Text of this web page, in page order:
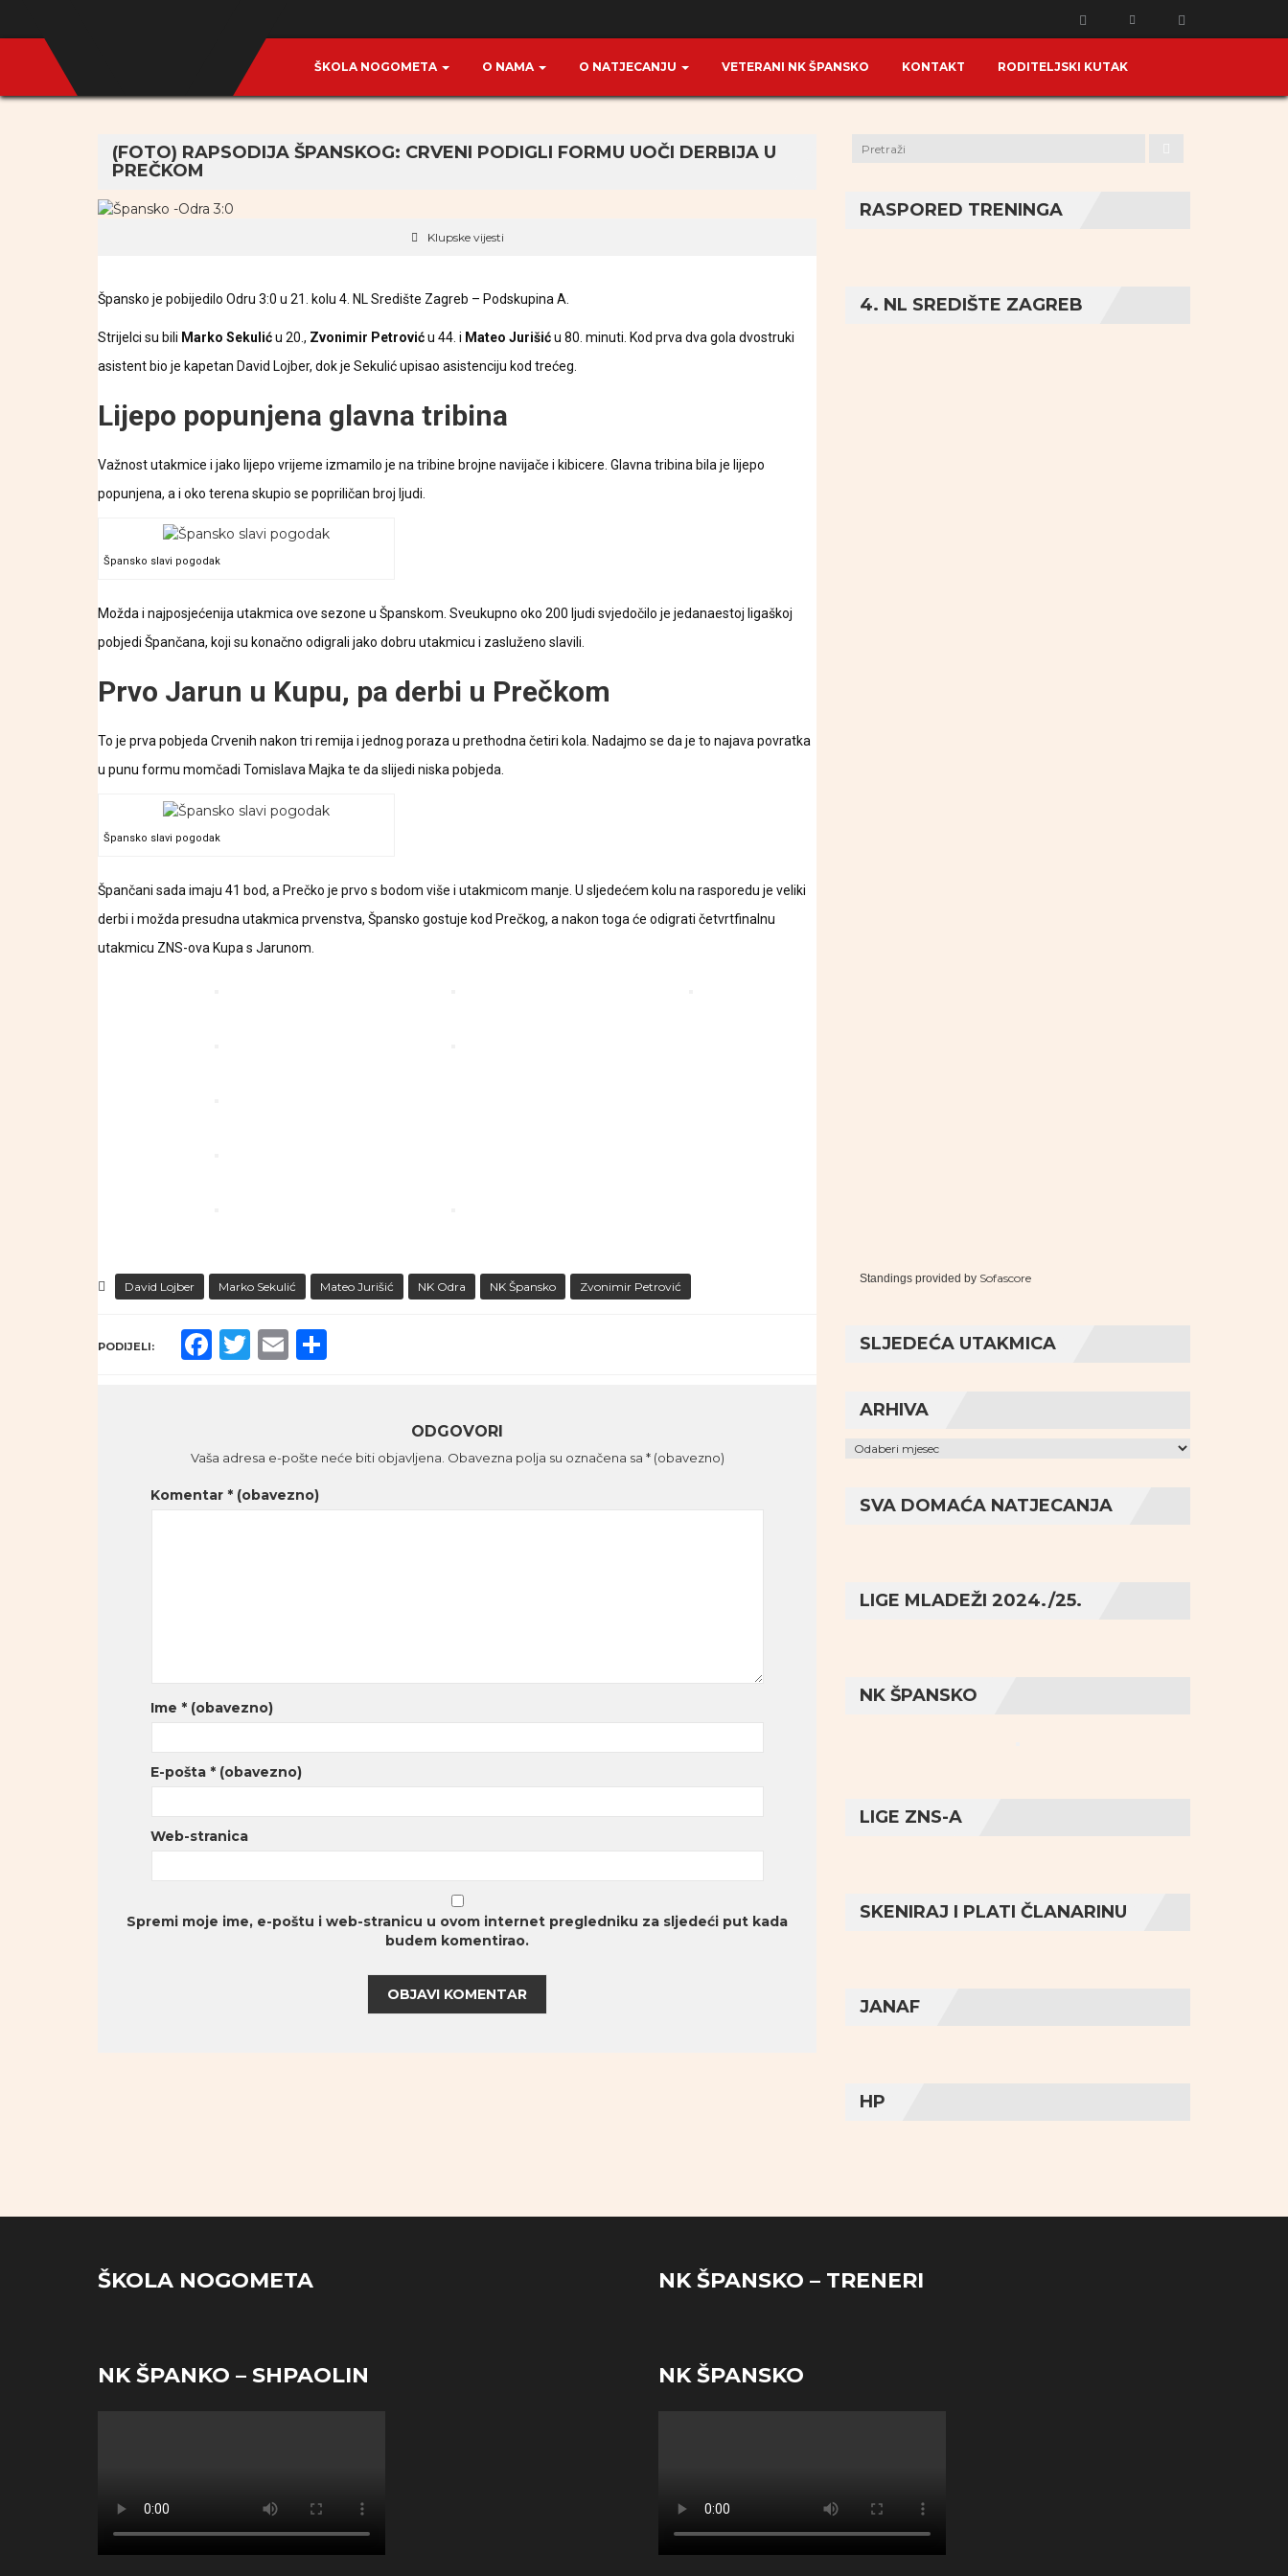
ŠKOLA NOGOMETA O NAMA O NATJECANJU VETERANI NK ŠPANSKO KONTAKT RODITELJSKI KUTAK
(FOTO) RAPSODIJA ŠPANSKOG: CRVENI PODIGLI FORMU UOČI DERBIJA U
PREČKOM
Klupske vijesti
Špansko je pobijedilo Odru 3:0 u 21. kolu 4. NL Središte Zagreb – Podskupina A.
Strijelci su bili Marko Sekuliću 20., Zvonimir Petroviću 44. i Mateo Jurišiću 80. minuti. Kod prva dva gola dvostruki
asistent bio je kapetan David Lojber, dok je Sekulić upisao asistenciju kod trećeg.
Lijepo popunjena glavna tribina
Važnost utakmice i jako lijepo vrijeme izmamilo je na tribine brojne navijače i kibicere. Glavna tribina bila je lijepo
popunjena, a i oko terena skupio se popriličan broj ljudi.
Špansko slavi pogodak
Možda i najposjećenija utakmica ove sezone u Španskom. Sveukupno oko 200 ljudi svjedočilo je jedanaestoj ligaškoj
pobjedi Špančana, koji su konačno odigrali jako dobru utakmicu i zasluženo slavili.
Prvo Jarun u Kupu, pa derbi u Prečkom
To je prva pobjeda Crvenih nakon tri remija i jednog poraza u prethodna četiri kola. Nadajmo se da je to najava povratka
u punu formu momčadi Tomislava Majka te da slijedi niska pobjeda.
Špansko slavi pogodak
Špančani sada imaju 41 bod, a Prečko je prvo s bodom više i utakmicom manje. U sljedećem kolu na rasporedu je veliki
derbi i možda presudna utakmica prvenstva, Špansko gostuje kod Prečkog, a nakon toga će odigrati četvrtfinalnu
utakmicu ZNS-ova Kupa s Jarunom.
David Lojber Marko Sekulić Mateo Jurišić NK Odra NK Špansko Zvonimir Petrović
PODIJELI: Facebook
Twitter
Email
ODGOVORI
Vaša adresa e-pošte neće biti objavljena. Obavezna polja su označena sa * (obavezno)
Komentar * (obavezno)
Ime * (obavezno)
E-pošta * (obavezno)
Web-stranica
Spremi moje ime, e-poštu i web-stranicu u ovom internet pregledniku za sljedeći put kada
budem komentirao.
RASPORED TRENINGA
4. NL SREDIŠTE ZAGREB
Standings provided by Sofascore
SLJEDEĆA UTAKMICA
ARHIVA
Arhiva
SVA DOMAĆA NATJECANJA
LIGE MLADEŽI 2024./25.
NK ŠPANSKO
LIGE ZNS-A
SKENIRAJ I PLATI ČLANARINU
JANAF
HP
ŠKOLA NOGOMETA NK ŠPANSKO – TRENERI
NK ŠPANKO – SHPAOLIN NK ŠPANSKO